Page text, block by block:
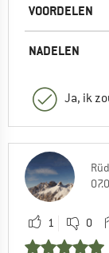
VOORDELEN
NADELEN
Ja, ik
1 0